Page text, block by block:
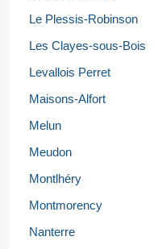
Le Plessis-Robinson
Les Clayes-sous-Bois
Levallois Perret
Maisons-Alfort
Melun
Meudon
Montlhéry
Montmorency
Nanterre